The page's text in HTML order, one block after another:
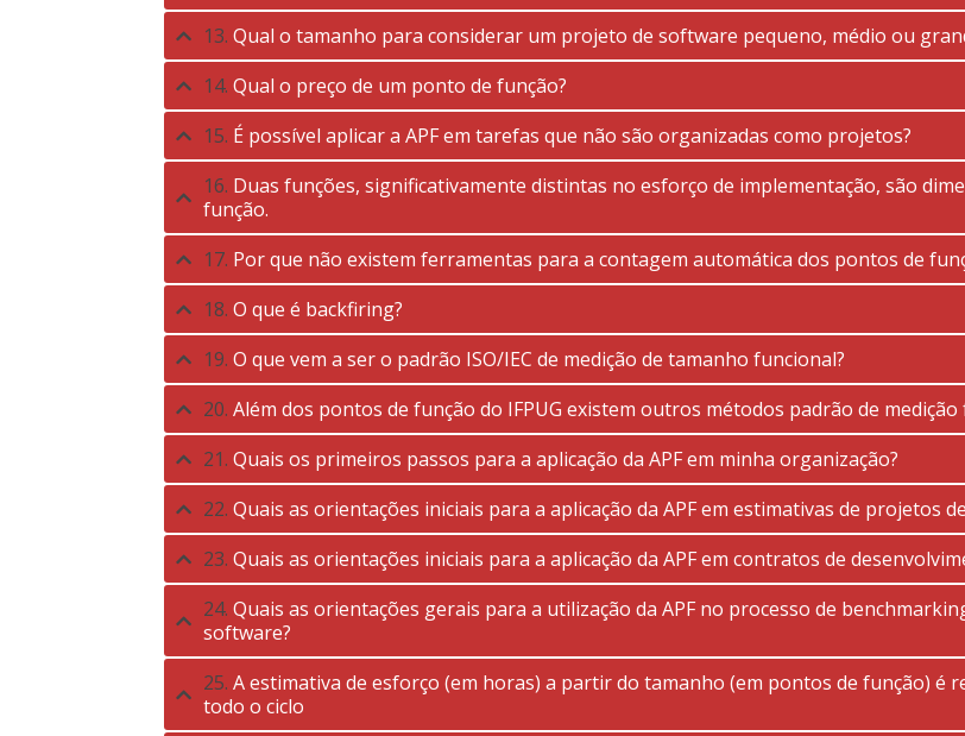
13. Qual o tamanho para considerar um projeto de software pequeno, médio ou
14. Qual o preço de um ponto de função?
15. É possível aplicar a APF em tarefas que não são organizadas como projetos?
16. Duas funções, significativamente distintas no esforço de implementação, são
função.
17. Por que não existem ferramentas para a contagem automática dos pontos de
18. O que é backfiring?
19. O que vem a ser o padrão ISO/IEC de medição de tamanho funcional?
20. Além dos pontos de função do IFPUG existem outros métodos padrão de medição
21. Quais os primeiros passos para a aplicação da APF em minha organização?
22. Quais as orientações iniciais para a aplicação da APF em estimativas de projetos
23. Quais as orientações iniciais para a aplicação da APF em contratos de
24. Quais as orientações gerais para a utilização da APF no processo de
software?
25. A estimativa de esforço (em horas) a partir do tamanho (em pontos de função) é
todo o ciclo